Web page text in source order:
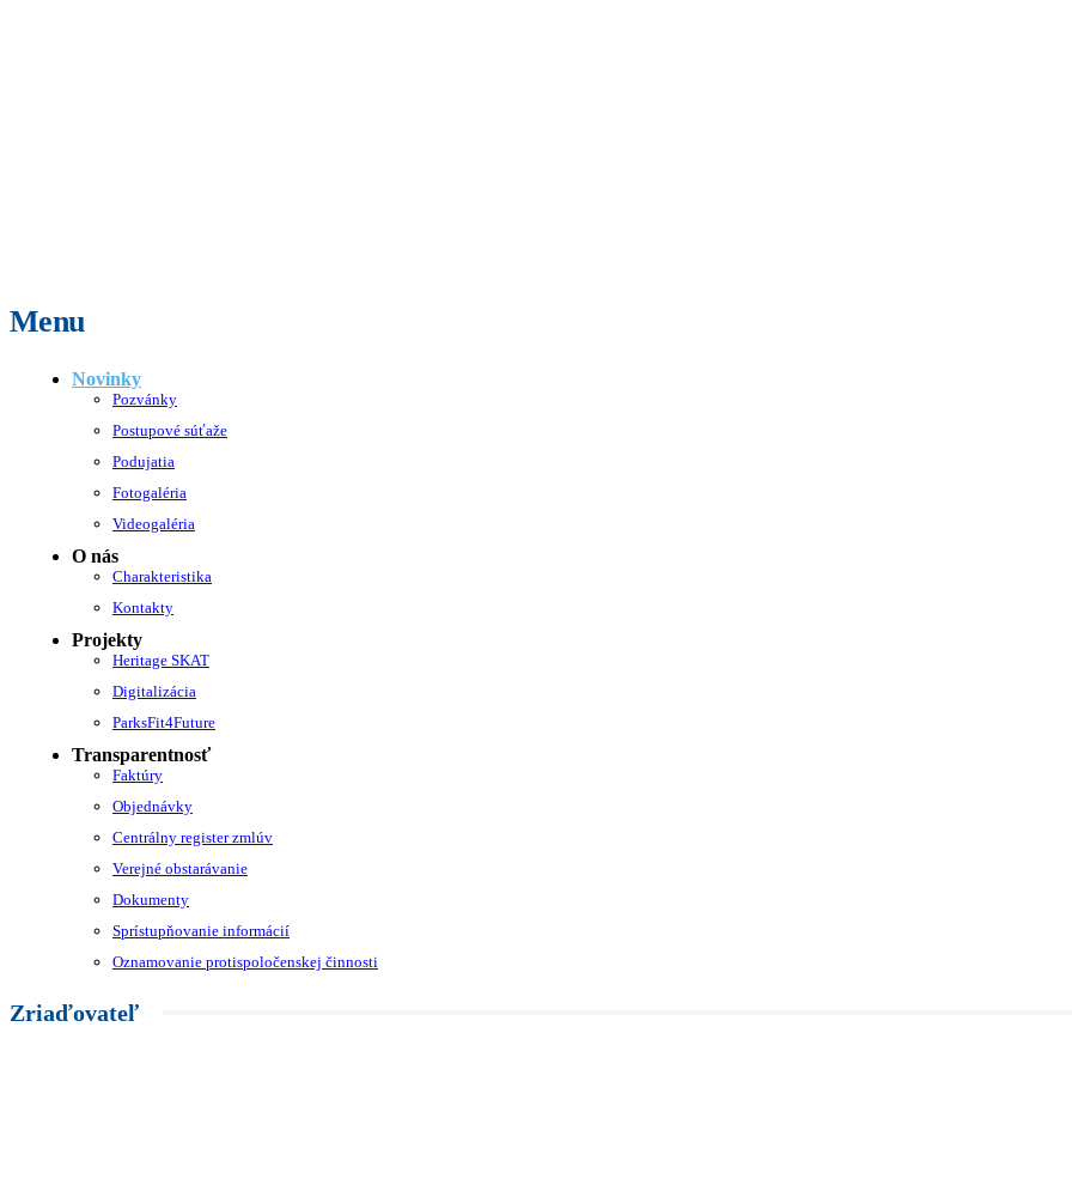
Menu
Novinky
Pozvánky
Postupové súťaže
Podujatia
Fotogaléria
Videogaléria
O nás
Charakteristika
Kontakty
Projekty
Heritage SKAT
Digitalizácia
ParksFit4Future
Transparentnosť
Faktúry
Objednávky
Centrálny register zmlúv
Verejné obstarávanie
Dokumenty
Sprístupňovanie informácií
Oznamovanie protispoločenskej činnosti
Zriaďovateľ